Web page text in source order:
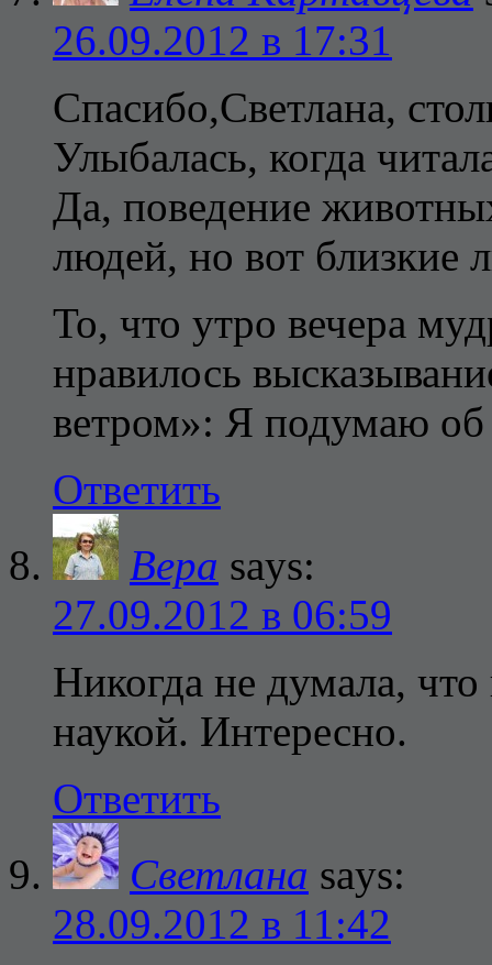
26.09.2012 в 17:31
Спасибо,Светлана,
Улыбалась, когда
Да, поведение
людей, но вот близкие
То, что утро вечера
нравилось
ветром»: Я подумаю об
Ответить
Вера says:
27.09.2012 в 06:59
Никогда не думала,
наукой. Интересно.
Ответить
Светлана says:
28.09.2012 в 11:42